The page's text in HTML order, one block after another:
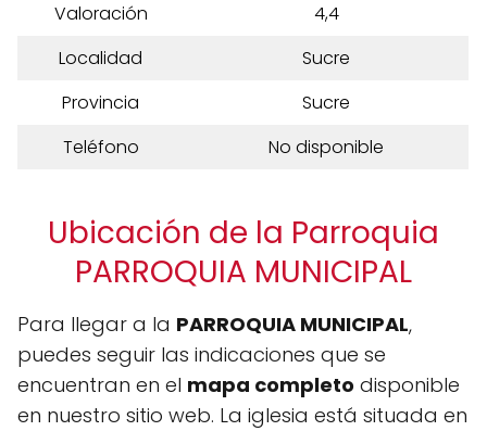
Valoración
4,4
Localidad
Sucre
Provincia
Sucre
Teléfono
No disponible
Ubicación de la Parroquia
PARROQUIA MUNICIPAL
Para llegar a la PARROQUIA MUNICIPAL,
puedes seguir las indicaciones que se
encuentran en el mapa completo disponible
en nuestro sitio web. La iglesia está situada en